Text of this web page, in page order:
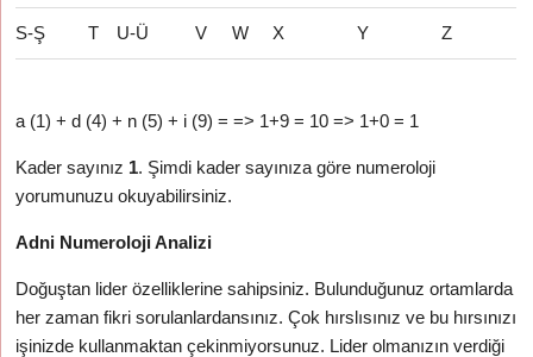
S-Ş T U-Ü V W X Y Z
a (1) + d (4) + n (5) + i (9) = => 1+9 = 10 => 1+0 = 1
Kader sayınız 1. Şimdi kader sayınıza göre numeroloji
yorumunuzu okuyabilirsiniz.
Adni Numeroloji Analizi
Doğuştan lider özelliklerine sahipsiniz. Bulunduğunuz ortamlarda
her zaman fikri sorulanlardansınız. Çok hırslısınız ve bu hırsınızı
işinizde kullanmaktan çekinmiyorsunuz. Lider olmanızın verdiği